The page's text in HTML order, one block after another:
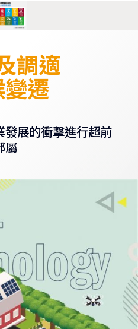
調適
遷
發展的衝擊進行超前
屬